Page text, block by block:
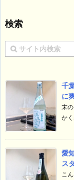
検索
千
に
末
か
愛
ス
こ